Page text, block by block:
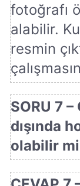
fotoğrafı
alabilir.
resmin
SORU 7
dışında
olabilir